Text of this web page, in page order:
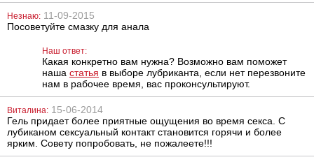
Трусики
«Жемчуг»
751
шариками
Robotic
387
Незнаю: 11-09-2015
Посоветуйте смазку для анала
Наш ответ:
Какая конкретно вам нужна? Возможно вам поможет
наша статья в выборе лубриканта, если нет перезвоните
нам в рабочее время, вас проконсультируют.
Виталина: 15-06-2014
Гель придает более приятные ощущения во время секса. С
лубиканом сексуальный контакт становится горячи и более
ярким. Совету попробовать, не пожалеете!!!